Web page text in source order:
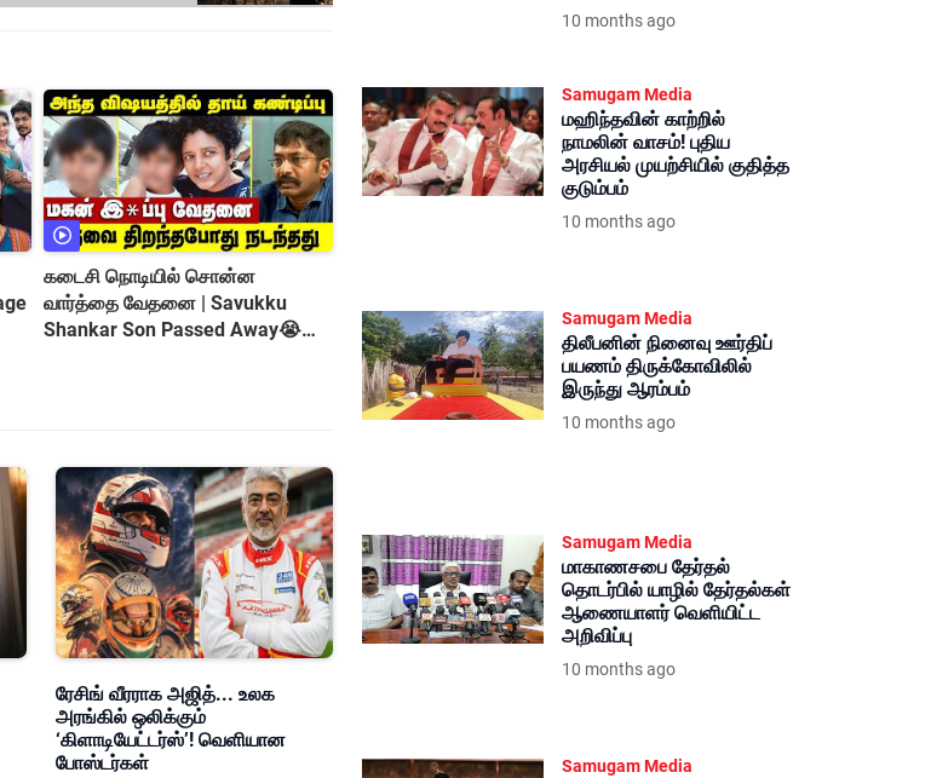
கடைசி நொடியில் சொன்ன
வார்த்தை வேதனை | Savukku
Shankar Son Passed Away😭
ரேசிங் வீரராக அஜித்... உலக
அரங்கில் ஒலிக்கும்
‘கிளாடியேட்டர்ஸ்’! வெளியான
போஸ்டர்கள்
10 months ago
Samugam Media
மஹிந்தவின் காற்றில்
நாமலின் வாசம்! புதிய
அரசியல் முயற்சியில் குதித்த
குடும்பம்
10 months ago
Samugam Media
திலீபனின் நினைவு ஊர்திப்
பயணம் திருக்கோவிலில்
இருந்து ஆரம்பம்
10 months ago
Samugam Media
மாகாணசபை தேர்தல்
தொடர்பில் யாழில் தேர்தல்கள்
ஆணையாளர் வெளியிட்ட
அறிவிப்பு
10 months ago
Samugam Media